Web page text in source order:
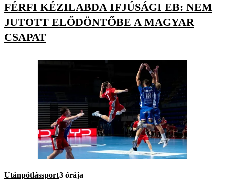
FÉRFI KÉZILABDA IFJÚSÁGI EB: NEM
JUTOTT ELŐDÖNTŐBE A MAGYAR
CSAPAT
Utánpótlássport3 órája